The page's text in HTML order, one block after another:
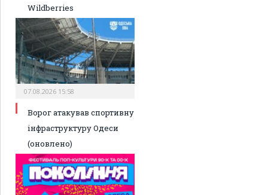
Wildberries
07.08.2026 15:58
Ворог атакував спортивну
інфраструктуру Одеси
(оновлено)